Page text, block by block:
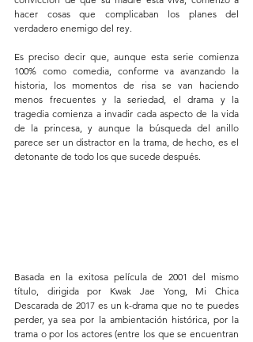
hacer cosas que complicaban los planes del
verdadero enemigo del rey.
Es preciso decir que, aunque esta serie comienza
100% como comedia, conforme va avanzando la
historia, los momentos de risa se van haciendo
menos frecuentes y la seriedad, el drama y la
tragedia comienza a invadir cada aspecto de la vida
de la princesa, y aunque la búsqueda del anillo
parece ser un distractor en la trama, de hecho, es el
detonante de todo los que sucede después.
Basada en la exitosa película de 2001 del mismo
título, dirigida por Kwak Jae Yong, Mi Chica
Descarada de 2017 es un k-drama que no te puedes
perder, ya sea por la ambientación histórica, por la
trama o por los actores (entre los que se encuentran